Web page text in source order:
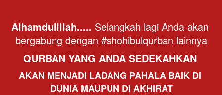
Alhamdulillah..... Selangkah lagi Anda akan
bergabung dengan #shohibulqurban lainnya
QURBAN YANG ANDA SEDEKAHKAN
AKAN MENJADI LADANG PAHALA BAIK DI
DUNIA MAUPUN DI AKHIRAT